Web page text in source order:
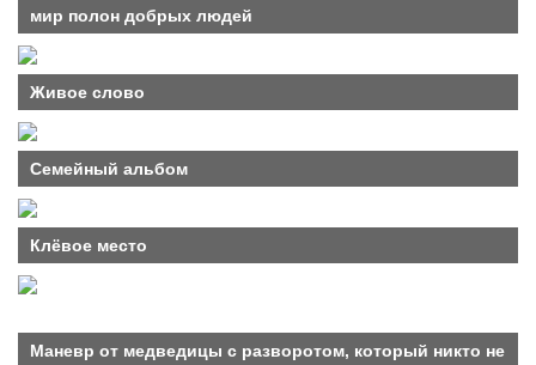
мир полон добрых людей
Живое слово
Семейный альбом
Клёвое место
Маневр от медведицы с разворотом, который никто не